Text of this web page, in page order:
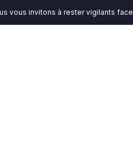
invitons à rester vigilants face